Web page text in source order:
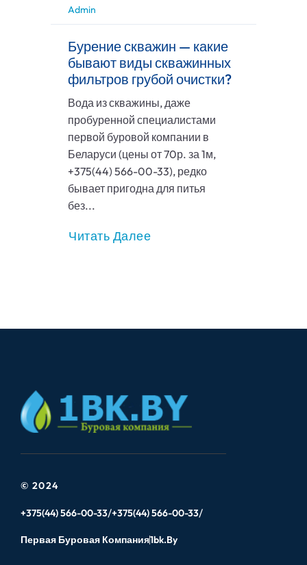
Admin
Бурение скважин — какие
бывают виды скважинных
фильтров грубой очистки?
Вода из скважины, даже
пробуренной специалистами
первой буровой компании в
Беларуси (цены от 70р. за 1м,
+375(44) 566-00-33), редко
бывает пригодна для питья
без...
Читать Далее
© 2024
+375(44) 566-00-33 +375(44) 566-00-33
Первая Буровая Компания1bk.by